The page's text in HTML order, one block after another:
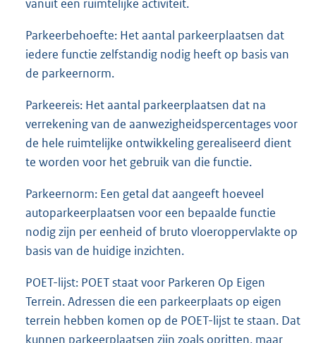
vanuit een ruimtelijke activiteit.
Parkeerbehoefte: Het aantal parkeerplaatsen dat
iedere functie zelfstandig nodig heeft op basis van
de parkeernorm.
Parkeereis: Het aantal parkeerplaatsen dat na
verrekening van de aanwezigheidspercentages voor
de hele ruimtelijke ontwikkeling gerealiseerd dient
te worden voor het gebruik van die functie.
Parkeernorm: Een getal dat aangeeft hoeveel
autoparkeerplaatsen voor een bepaalde functie
nodig zijn per eenheid of bruto vloeroppervlakte op
basis van de huidige inzichten.
POET-lijst: POET staat voor Parkeren Op Eigen
Terrein. Adressen die een parkeerplaats op eigen
terrein hebben komen op de POET-lijst te staan. Dat
kunnen parkeerplaatsen zijn zoals opritten, maar